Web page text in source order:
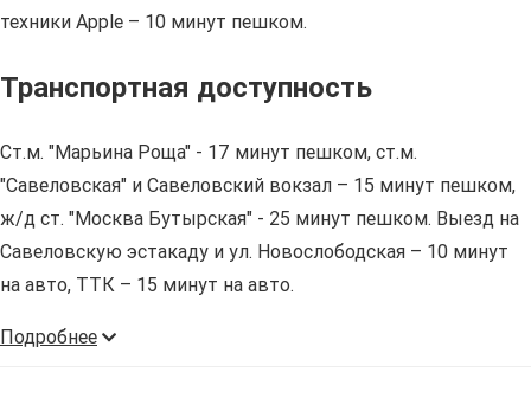
техники Apple – 10 минут пешком.
Транспортная доступность
Ст.м. "Марьина Роща" - 17 минут пешком, ст.м.
"Савеловская" и Савеловский вокзал – 15 минут пешком,
ж/д ст. "Москва Бутырская" - 25 минут пешком. Выезд на
Савеловскую эстакаду и ул. Новослободская – 10 минут
на авто, ТТК – 15 минут на авто.
Подробнее